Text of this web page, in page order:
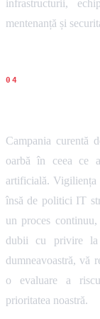
infrastructurii,
mentenanță și
Campania curentă
oarbă în ceea ce
artificială. Vigiliența
însă de politici IT
un proces
dubii cu privire la
dumneavoastră, vă
o evaluare a
prioritatea noastră.